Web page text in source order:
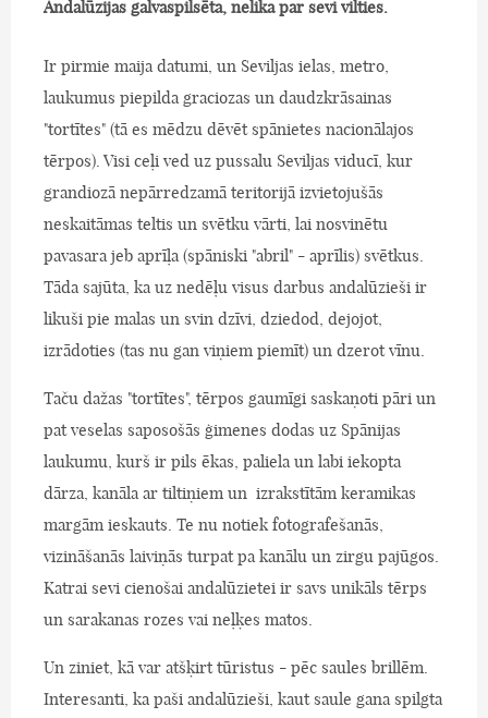
Andalūzijas galvaspilsēta, nelika par sevi vilties.
Ir pirmie maija datumi, un Seviljas ielas, metro,
laukumus piepilda graciozas un daudzkrāsainas
"tortītes" (tā es mēdzu dēvēt spānietes nacionālajos
tērpos). Visi ceļi ved uz pussalu Seviljas viducī, kur
grandiozā nepārredzamā teritorijā izvietojušās
neskaitāmas teltis un svētku vārti, lai nosvinētu
pavasara jeb aprīļa (spāniski "abril" - aprīlis) svētkus.
Tāda sajūta, ka uz nedēļu visus darbus andalūzieši ir
likuši pie malas un svin dzīvi, dziedod, dejojot,
izrādoties (tas nu gan viņiem piemīt) un dzerot vīnu.
Taču dažas "tortītes", tērpos gaumīgi saskaņoti pāri un
pat veselas saposošās ģimenes dodas uz Spānijas
laukumu, kurš ir pils ēkas, paliela un labi iekopta
dārza, kanāla ar tiltiņiem un izrakstītām keramikas
margām ieskauts. Te nu notiek fotografešanās,
vizināšanās laiviņās turpat pa kanālu un zirgu pajūgos.
Katrai sevi cienošai andalūzietei ir savs unikāls tērps
un sarakanas rozes vai neļķes matos.
Un ziniet, kā var atšķirt tūristus - pēc saules brillēm.
Interesanti, ka paši andalūzieši, kaut saule gana spilgta